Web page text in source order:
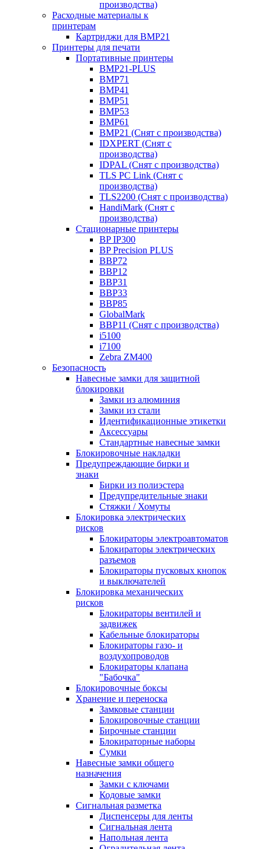
производства)
Расходные материалы к
принтерам
Картриджи для BMP21
Принтеры для печати
Портативные принтеры
BMP21-PLUS
BMP71
BMP41
BMP51
BMP53
BMP61
BMP21 (Снят с производства)
IDXPERT (Снят с
производства)
IDPAL (Снят с производства)
TLS PC Link (Снят с
производства)
TLS2200 (Снят с производства)
HandiMark (Снят с
производства)
Стационарные принтеры
BP IP300
BP Precision PLUS
BBP72
BBP12
BBP31
BBP33
BBP85
GlobalMark
BBP11 (Снят с производства)
i5100
i7100
Zebra ZM400
Безопасность
Навесные замки для защитной
блокировки
Замки из алюминия
Замки из стали
Идентификационные этикетки
Аксессуары
Стандартные навесные замки
Блокировочные накладки
Предупреждающие бирки и
знаки
Бирки из полиэстера
Предупредительные знаки
Стяжки / Хомуты
Блокировка электрических
рисков
Блокираторы электроавтоматов
Блокираторы электрических
разъемов
Блокираторы пусковых кнопок
и выключателей
Блокировка механических
рисков
Блокираторы вентилей и
задвижек
Кабельные блокираторы
Блокираторы газо- и
воздухопроводов
Блокираторы клапана
"Бабочка"
Блокировочные боксы
Хранение и переноска
Замковые станции
Блокировочные станции
Бирочные станции
Блокираторные наборы
Сумки
Навесные замки общего
назначения
Замки с ключами
Кодовые замки
Сигнальная разметка
Диспенсеры для ленты
Сигнальная лента
Напольная лента